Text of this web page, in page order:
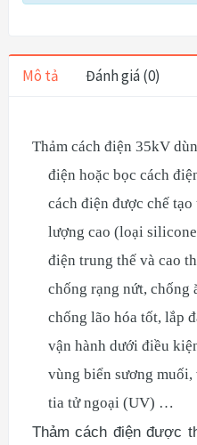
Mô tả Đánh giá (0)
Thảm cách điện 35kV
điện hoặc bọc cách
cách điện được chế
lượng cao (loại
điện trung thế và cao
chống rạng nứt, chống
chống lão hóa tốt, lắp
vận hành dưới điều
vùng biển sương
tia tử ngoại (UV) …
Thảm cách điện được